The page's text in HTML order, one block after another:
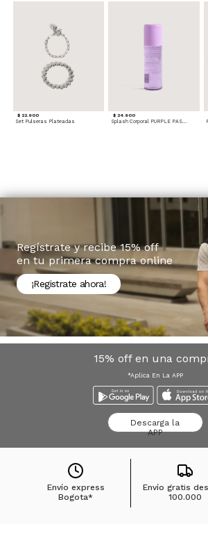
$ 22.900
Set Pulseras Plateadas
$ 24.900
Splash Corporal PURPLE PASSION - Floral
Regístrate y recibe 15% off
en tu primera compra online
¡Registrate ahora!
15% off en una
*Aplica En La APP
Descarga la
APP
Envío express
Bogota*
Envío gratis
100.000